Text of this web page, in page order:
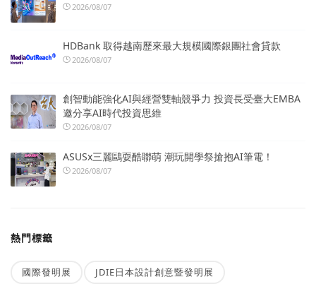
2026/08/07
HDBank 取得越南歷來最大規模國際銀團社會貸款
2026/08/07
創智動能強化AI與經營雙軸競爭力 投資長受臺大EMBA
邀分享AI時代投資思維
2026/08/07
ASUSx三麗鷗耍酷聯萌 潮玩開學祭搶抱AI筆電！
2026/08/07
熱門標籤
國際發明展 JDIE日本設計創意暨發明展